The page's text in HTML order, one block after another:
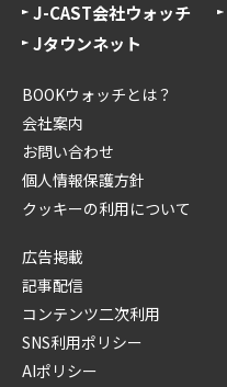
J-CAST会社ウォッチ
Jタウンネット
BOOKウォッチとは？
会社案内
お問い合わせ
個人情報保護方針
クッキーの利用について
広告掲載
記事配信
コンテンツ二次利用
SNS利用ポリシー
AIポリシー